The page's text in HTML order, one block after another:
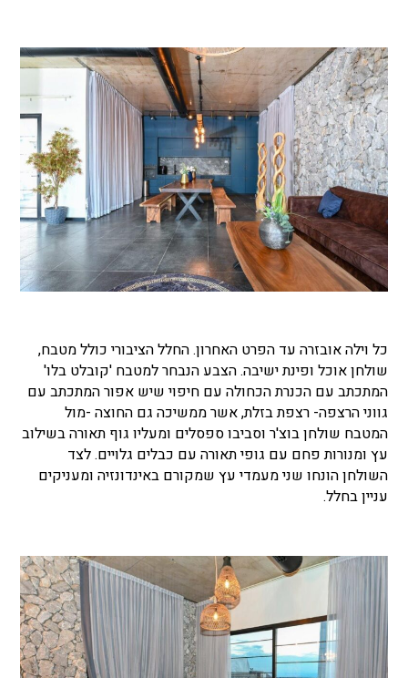
כל וילה אובזרה עד הפרט האחרון. החלל הציבורי כולל מטבח,
שולחן אוכל ופינת ישיבה. הצבע הנבחר למטבח 'קובלט בלו'
המתכתב עם הכנרת הכחולה עם חיפוי שיש אפור המתכתב עם
גווני הרצפה- רצפת בזלת, אשר ממשיכה גם החוצה -מול
המטבח שולחן בוצ'ר וסביבו ספסלים ומעליו גוף תאורה בשילוב
עץ ומנורות פחם עם גופי תאורה עם כבלים גלויים. לצד
השולחן הונחו שני מעמדי עץ שמקורם באינדונזיה ומעניקים
עניין בחלל.